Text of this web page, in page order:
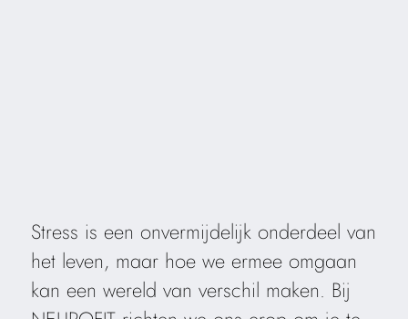
Stress is een onvermijdelijk onderdeel van
het leven, maar hoe we ermee omgaan
kan een wereld van verschil maken. Bij